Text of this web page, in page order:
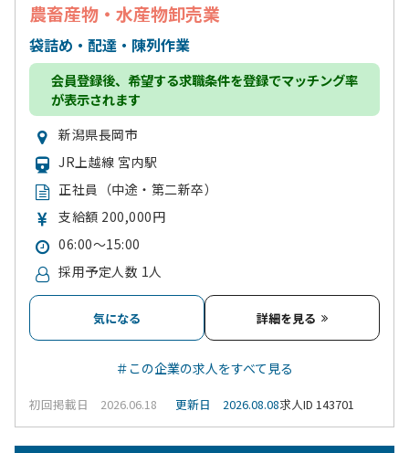
農畜産物・水産物卸売業
袋詰め・配達・陳列作業
会員登録後、希望する求職条件を登録でマッチング率
が表示されます
新潟県長岡市
JR上越線 宮内駅
正社員（中途・第二新卒）
支給額 200,000円
06:00～15:00
採用予定人数 1人
気になる 詳細を見る
＃この企業の求人をすべて見る
初回掲載日 2026.06.18 更新日 2026.08.08求人ID 143701